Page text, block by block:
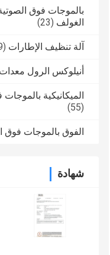
بالموجات فوق
الغولف (23)
آلة تنظيف الإطارات (9)
أنيلوكس الرول
الميكانيكية
(55)
الفوق بالموجات فوق
شهادة